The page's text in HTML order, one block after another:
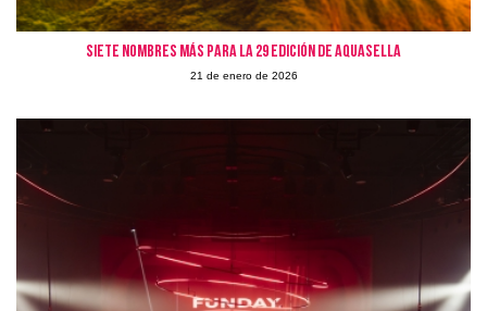
Siete nombres más para la 29 edición de Aquasella
21 de enero de 2026